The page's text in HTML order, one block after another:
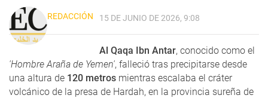
REDACCIÓN 15 DE JUNIO DE 2026, 9:08
Al Qaqa Ibn Antar, conocido como el
'Hombre Araña de Yemen', falleció tras precipitarse desde
una altura de 120 metros mientras escalaba el cráter
volcánico de la presa de Hardah, en la provincia sureña de